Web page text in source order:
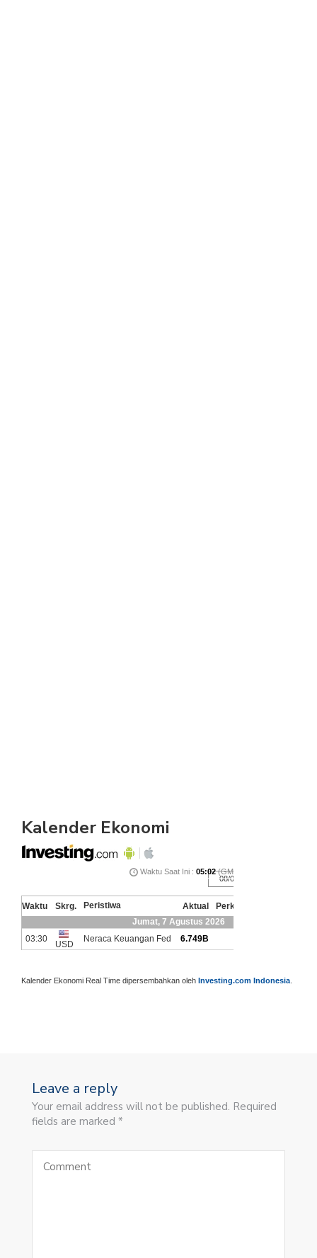
Kalender Ekonomi
Kalender Ekonomi Real Time dipersembahkan oleh Investing.com Indonesia
Leave a reply
Your email address will not be published. Required
fields are marked *